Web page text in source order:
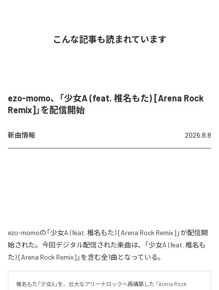
こんな記事も読まれています
ezo-momo、「少女A (feat. 椎名もた) [Arena Rock
Remix]」を配信開始
新曲情報 2026.8.8
ezo-momoの「少女A (feat. 椎名もた) [Arena Rock Remix]」が配信開
始された。今回デジタル配信された楽曲は、「少女A (feat. 椎名も
た) [Arena Rock Remix]」を含む全1曲となっている。
椎名もた「少女A」を、壮大なアリーナロックへ再構築した 「Arena Rock